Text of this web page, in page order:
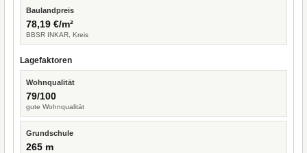
Baulandpreis
78,19 €/m²
BBSR INKAR, Kreis
Lagefaktoren
Wohnqualität
79/100
gute Wohnqualität
Grundschule
265 m